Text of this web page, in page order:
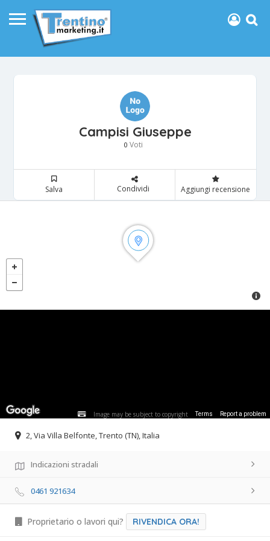
Campisi Giuseppe
0 Voti
Salva Condividi Aggiungi recensione
Image may be subject to copyright Terms Report a problem
2, Via Villa Belfonte, Trento (TN), Italia
Indicazioni stradali
0461 921634
Proprietario o lavori qui? RIVENDICA ORA!